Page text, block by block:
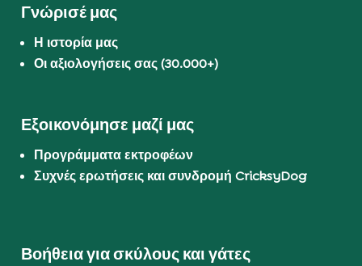
Γνώρισέ μας
Η ιστορία μας
Οι αξιολογήσεις σας (30.000+)
Εξοικονόμησε μαζί μας
Προγράμματα εκτροφέων
Συχνές ερωτήσεις και συνδρομή CricksyDog
Βοήθεια για σκύλους και γάτες